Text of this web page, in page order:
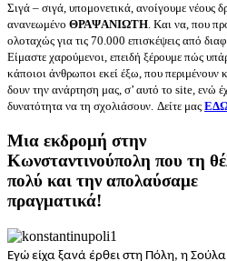
Σιγά – σιγά, υπομονετικά, ανοίγουμε νέους
ανανεωμένο ΘΡΑΨΑΝΙΩΤΗ. Και να, που
ολοταχώς για τις 70.000 επισκέψεις από
Είμαστε χαρούμενοι, επειδή ξέρουμε πώς
κάποιοι άνθρωποι εκεί έξω, που περιμένoυν
δουν την ανάρτηση μας, σ’ αυτό τo site, ενώ
δυνατότητα να τη σχολιάσουν. Δείτε μας
Μια εκδρομή στην
Κωνσταντινούπολη που τη
πολύ και την απολαύσαμε
πραγματικά!
Εγώ είχα ξανά έρθει στη Πόλη, η